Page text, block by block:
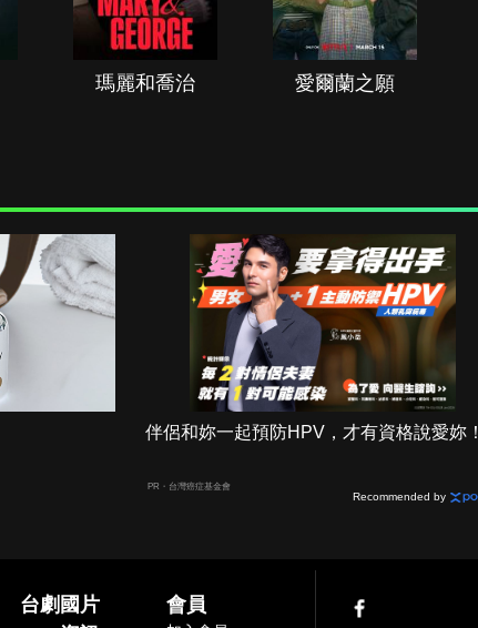
瑪麗和喬治 愛爾蘭之願
伴侶和妳一起預防HPV，才有資格說愛妳！
PR・台灣癌症基金會
Recommended by
台劇國片
會員